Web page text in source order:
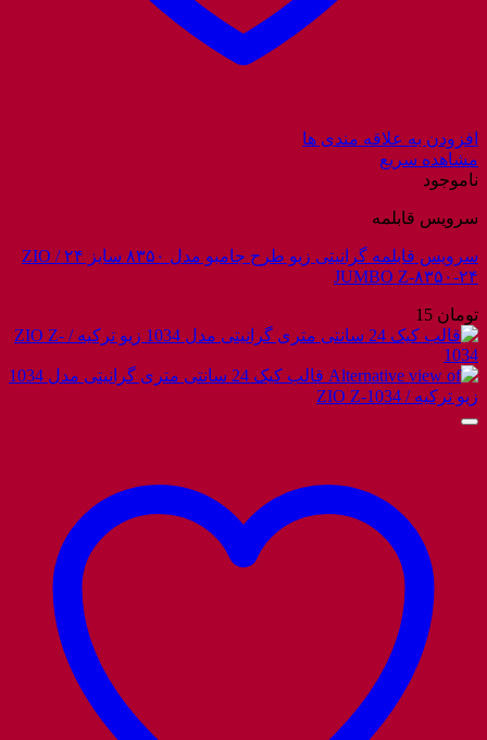
افزودن به علاقه مندی ها
مشاهده سریع
ناموجود
سرویس قابلمه
سرویس قابلمه گرانیتی زیو طرح جامبو مدل ۸۳۵۰ سایز ۲۴ / ZIO
JUMBO Z-۸۳۵۰-۲۴
تومان